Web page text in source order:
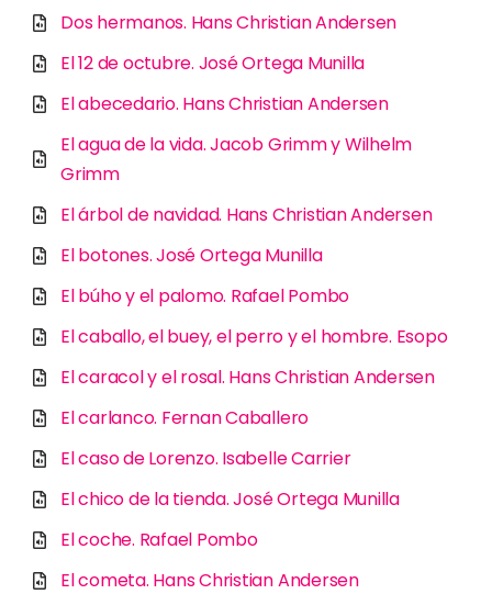
Dos hermanos. Hans Christian Andersen
El 12 de octubre. José Ortega Munilla
El abecedario. Hans Christian Andersen
El agua de la vida. Jacob Grimm y Wilhelm
Grimm
El árbol de navidad. Hans Christian Andersen
El botones. José Ortega Munilla
El búho y el palomo. Rafael Pombo
El caballo, el buey, el perro y el hombre. Esopo
El caracol y el rosal. Hans Christian Andersen
El carlanco. Fernan Caballero
El caso de Lorenzo. Isabelle Carrier
El chico de la tienda. José Ortega Munilla
El coche. Rafael Pombo
El cometa. Hans Christian Andersen